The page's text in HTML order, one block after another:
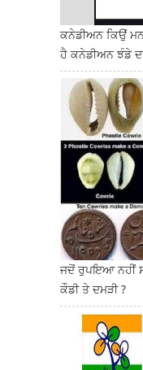
ਕਨੇਡੀਅਨ ਕਿਉਂ
ਹੈ ਕਨੇਡੀਅਨ ਝੰਡੇ
ਜਦੋਂ ਰੁਪਇਆ ਨਹੀਂ
ਕੌਡੀ ਤੇ ਦਮੜੀ ?